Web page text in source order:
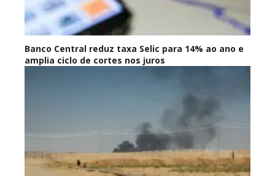
Banco Central reduz taxa Selic para 14% ao ano e
amplia ciclo de cortes nos juros